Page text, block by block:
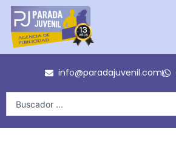
contenido
info@paradajuvenil.com